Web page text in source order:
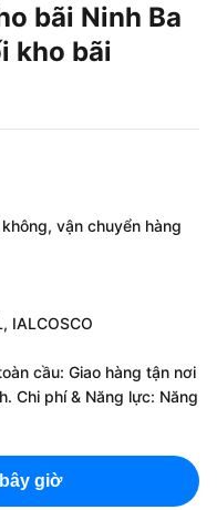
bãi Ninh Ba
kho bãi
vận chuyển hàng
IALCOSCO
cầu: Giao hàng tận nơi
Chi phí & Năng lực: Năng
giờ